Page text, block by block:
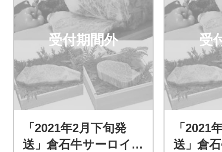
受付期間外
「2021年2月下旬発
送」倉石牛サーロイ
受
「2021
送」倉